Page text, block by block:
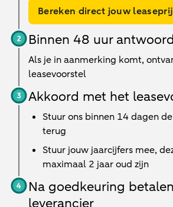
Bereken direct jouw
Binnen 48 uur antwoord
Als je in aanmerking komt,
leasevoorstel
Akkoord met het
Stuur ons binnen 14 dagen
terug
Stuur jouw jaarcijfers mee,
maximaal 2 jaar oud zijn
Na goedkeuring
leverancier